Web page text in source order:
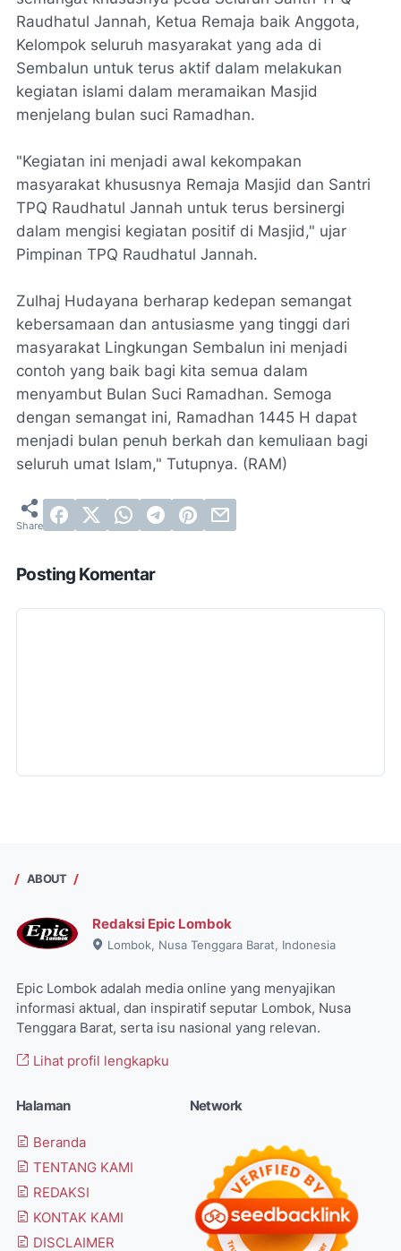
Raudhatul Jannah, Ketua Remaja baik Anggota,
Kelompok seluruh masyarakat yang ada di
Sembalun untuk terus aktif dalam melakukan
kegiatan islami dalam meramaikan Masjid
menjelang bulan suci Ramadhan.
"Kegiatan ini menjadi awal kekompakan
masyarakat khususnya Remaja Masjid dan Santri
TPQ Raudhatul Jannah untuk terus bersinergi
dalam mengisi kegiatan positif di Masjid," ujar
Pimpinan TPQ Raudhatul Jannah.
Zulhaj Hudayana berharap kedepan semangat
kebersamaan dan antusiasme yang tinggi dari
masyarakat Lingkungan Sembalun ini menjadi
contoh yang baik bagi kita semua dalam
menyambut Bulan Suci Ramadhan. Semoga
dengan semangat ini, Ramadhan 1445 H dapat
menjadi bulan penuh berkah dan kemuliaan bagi
seluruh umat Islam," Tutupnya. (RAM)
Posting Komentar
ABOUT
Redaksi Epic Lombok
Lombok, Nusa Tenggara Barat, Indonesia
Epic Lombok adalah media online yang menyajikan
informasi aktual, dan inspiratif seputar Lombok, Nusa
Tenggara Barat, serta isu nasional yang relevan.
Lihat profil lengkapku
Halaman
Beranda
TENTANG KAMI
REDAKSI
KONTAK KAMI
DISCLAIMER
Network